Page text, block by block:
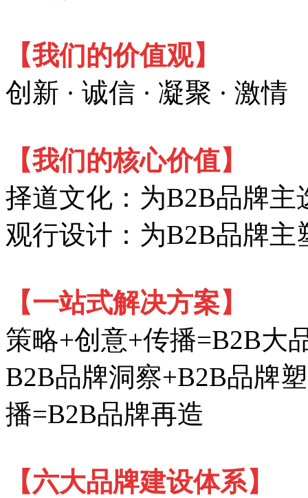
【我们的价值观】
创新 · 诚信 · 凝聚 · 激情
【我们的核心价值】
择道文化：为B2B品牌
观行设计：为B2B品牌
【一站式解决方案】
策略+创意+传播=B2B大
B2B品牌洞察+B2B品牌
播=B2B品牌再造
【六大品牌建设体系】